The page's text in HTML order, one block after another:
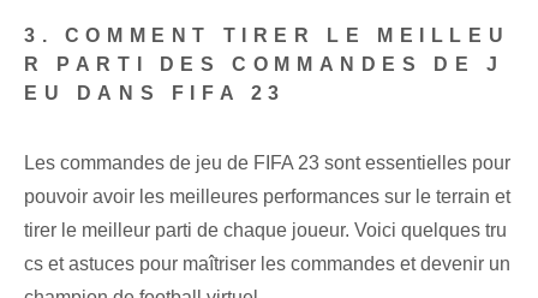
3. COMMENT TIRER LE MEILLEU
R PARTI DES COMMANDES DE J
EU DANS FIFA 23
Les ‍commandes de jeu de FIFA 23⁤ sont essentielles pour⁤
pouvoir ⁢avoir⁣ les meilleures performances sur le terrain et
tirer le meilleur parti de chaque⁢ joueur. Voici quelques tru
cs et astuces pour maîtriser les commandes et devenir un